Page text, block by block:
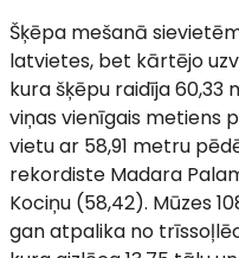
Šķēpa mešanā
latvietes, bet kārtējo
kura šķēpu raidīja 60,33
viņas vienīgais metiens
vietu ar 58,91 metru
rekordiste Madara
Kociņu (58,42). Mūzes
gan atpalika no